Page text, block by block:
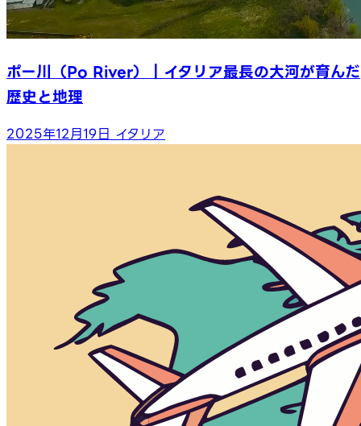
ポー川（Po River）｜イタリア最長の大河が育んだ
歴史と地理
2025年12月19日 イタリア